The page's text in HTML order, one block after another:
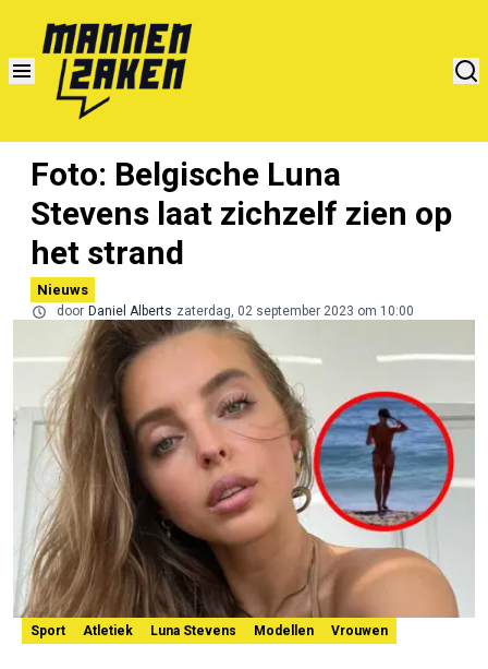
Foto: Belgische Luna
Stevens laat zichzelf zien op
het strand
Nieuws
door Daniel Alberts zaterdag, 02 september 2023 om 10:00
Sport Atletiek Luna Stevens Modellen Vrouwen